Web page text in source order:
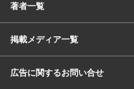
著者一覧
掲載メディア一覧
広告に関するお問い合せ